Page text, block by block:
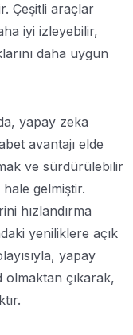
Çeşitli araçlar
iyi izleyebilir,
daha uygun
yapay zeka
avantajı elde
ve sürdürülebilir
gelmiştir.
hızlandırma
yeniliklere açık
yapay
olmaktan çıkarak,